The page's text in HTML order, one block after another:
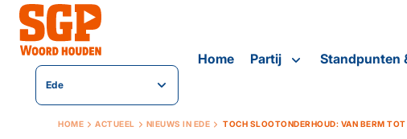
Ede
Home Partij Standpunten
HOME ACTUEEL NIEUWS IN EDE TOCH SLOOTONDERHOUD: VAN BERM